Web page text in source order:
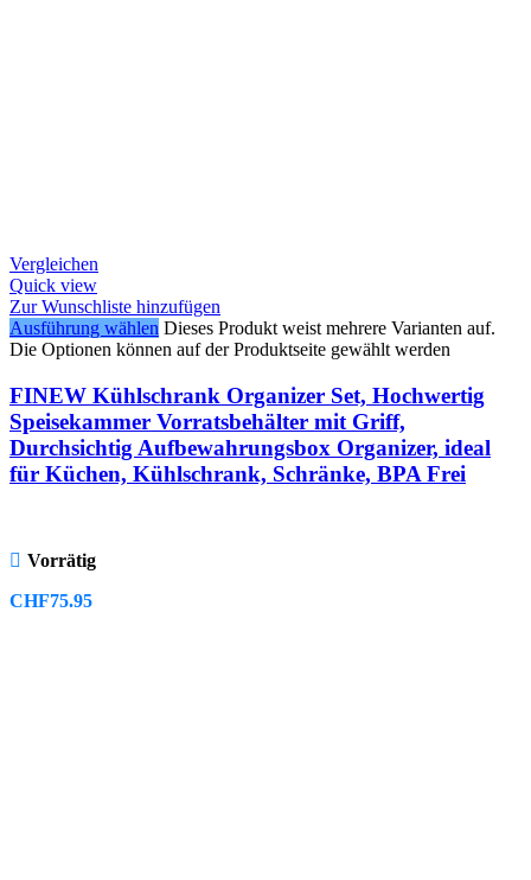
Vergleichen
Quick view
Zur Wunschliste hinzufügen
Ausführung wählen Dieses Produkt weist mehrere Varianten auf.
Die Optionen können auf der Produktseite gewählt werden
FINEW Kühlschrank Organizer Set, Hochwertig
Speisekammer Vorratsbehälter mit Griff,
Durchsichtig Aufbewahrungsbox Organizer, ideal
für Küchen, Kühlschrank, Schränke, BPA Frei
Vorrätig
CHF75.95